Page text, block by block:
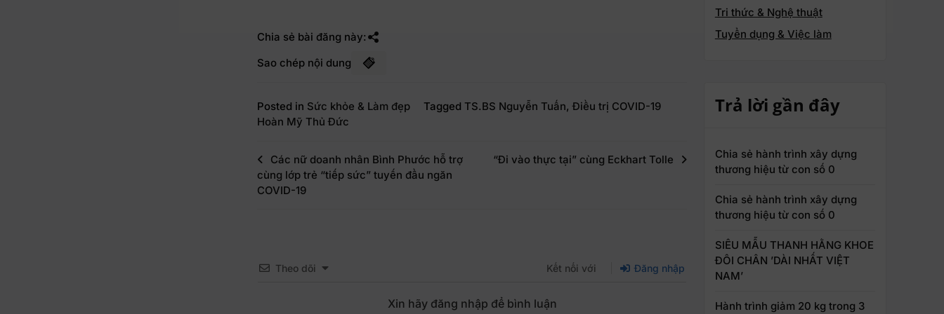
Chia sẻ bài đăng này:
Sao chép nội dung
Posted in Sức khỏe & Làm đẹp Tagged TS.BS Nguyễn Tuấn,Điều trị COVID-19
Hoàn Mỹ Thủ Đức
Các nữ doanh nhân Bình Phước hỗ trợ
cùng lớp trẻ “tiếp sức” tuyến đầu ngăn
COVID-19
“Đi vào thực tại” cùng Eckhart Tolle
Theo dõi Kết nối với Đăng nhập
Xin hãy đăng nhập để bình luận
Tri thức & Nghệ thuật
Tuyển dụng & Việc làm
Trả lời gần đây
Chia sẻ hành trình xây dựng
thương hiệu từ con số 0
Chia sẻ hành trình xây dựng
thương hiệu từ con số 0
SIÊU MẪU THANH HẰNG KHOE
ĐÔI CHÂN ’DÀI NHẤT VIỆT
NAM’
Hành trình giảm 20 kg trong 3